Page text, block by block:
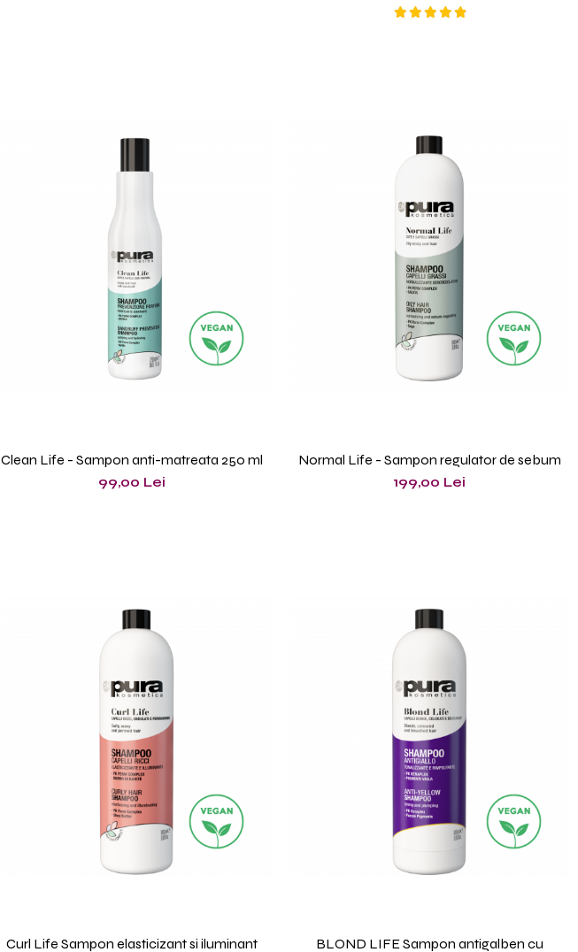
Clean Life - Sampon anti-matreata 250 ml
99,00 Lei
Normal Life - Sampon regulator de sebum
199,00 Lei
Curl Life Sampon elasticizant si iluminant
BLOND LIFE Sampon antigalben cu